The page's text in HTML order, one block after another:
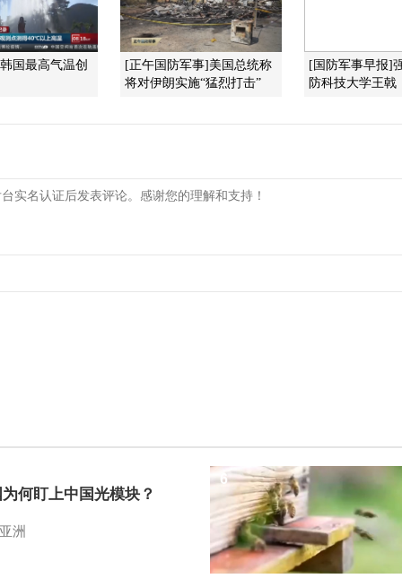
国最高气温创
[正午国防军事]美国总统称
将对伊朗实施“猛烈打击”
[国防军事早报]
防科技大学王戟
何盯上中国光模块？
洲
6